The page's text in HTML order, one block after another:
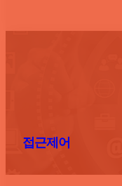
접근제어